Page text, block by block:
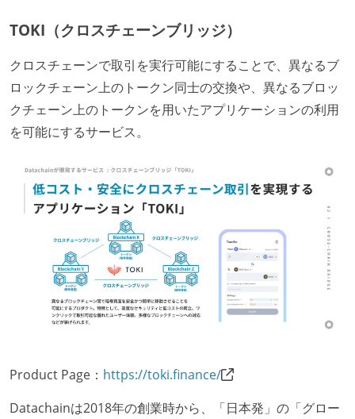
TOKI（クロスチェーンブリッジ）
クロスチェーンで取引を実行可能にすることで、異なるブ
ロックチェーン上のトークン同士の交換や、異なるブロッ
クチェーン上のトークンを用いたアプリケーションの利用
を可能にするサービス。
Product Page： https://toki.finance/
Datachainは2018年の創業時から、「日本発」の「グロー